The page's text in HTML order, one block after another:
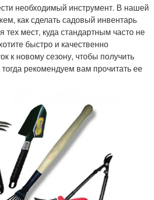
необходимый инструмент. В нашей
как сделать садовый инвентарь
тех мест, куда стандартным часто не
быстро и качественно
к новому сезону, чтобы получить
рекомендуем вам прочитать ее